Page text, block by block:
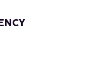
mi
4,7 km/2,9 mi
km/3,2 mi